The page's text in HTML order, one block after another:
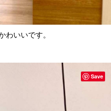
わいいです。
Save